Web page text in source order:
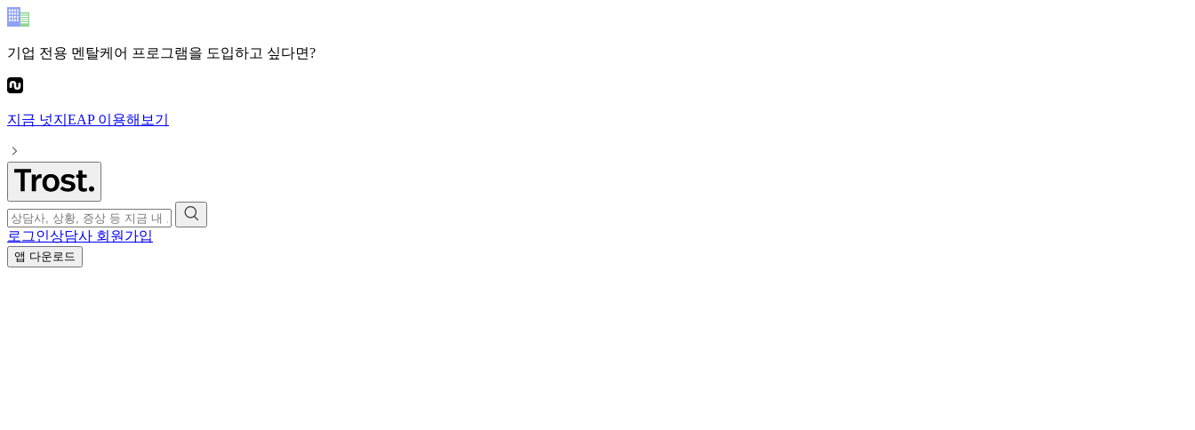
기업 전용 멘탈케어 프로그램을 도입하고 싶다면?
지금 넛지EAP이용해보기
로그인상담사 회원가입
앱 다운로드